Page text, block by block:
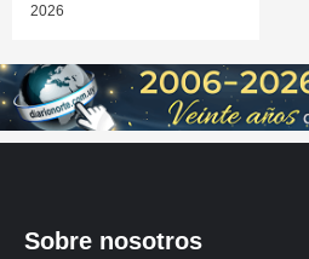
2026
Sobre nosotros